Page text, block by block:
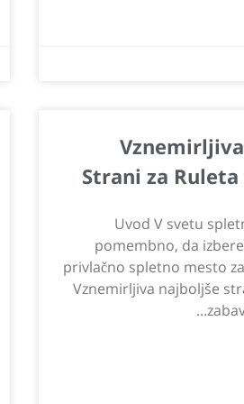
Strani za Ruleta
Uvod V svetu
pomembno, da
privlačno spletno mesto
Vznemirljiva najboljše